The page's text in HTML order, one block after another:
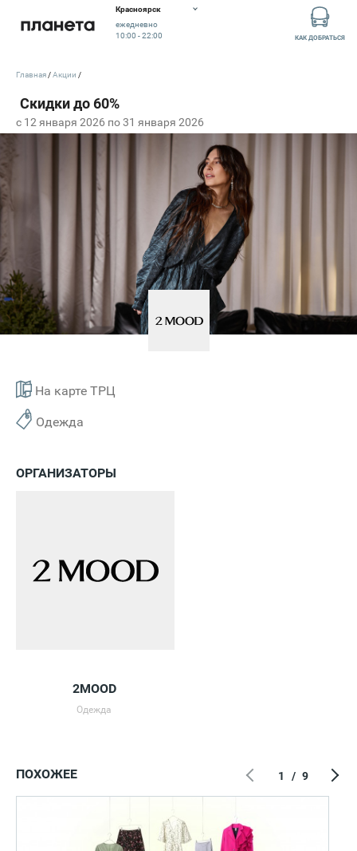
Красноярск
ежедневно
10:00 - 22:00
КАК ДОБРАТЬСЯ
c 12 января 2026 по 31 января 2026
На карте ТРЦ
Одежда
Главная Акции
ОРГАНИЗАТОРЫ
2MOOD
Одежда
ПОХОЖЕЕ 1 / 9